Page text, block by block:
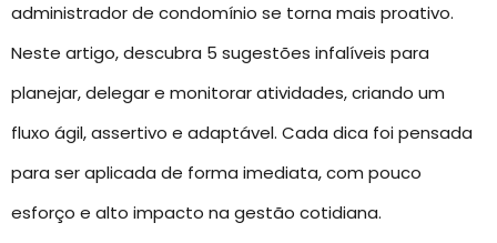
administrador de condomínio se torna mais proativo.
Neste artigo, descubra 5 sugestões infalíveis para
planejar, delegar e monitorar atividades, criando um
fluxo ágil, assertivo e adaptável. Cada dica foi pensada
para ser aplicada de forma imediata, com pouco
esforço e alto impacto na gestão cotidiana.